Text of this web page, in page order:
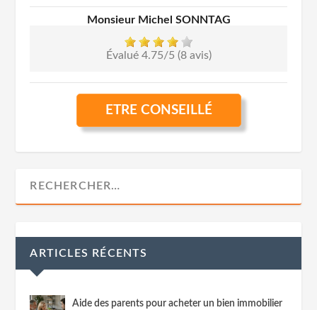
Monsieur Michel SONNTAG
Évalué 4.75/5 (8 avis)
ETRE CONSEILLÉ
ARTICLES RÉCENTS
Aide des parents pour acheter un bien immobilier